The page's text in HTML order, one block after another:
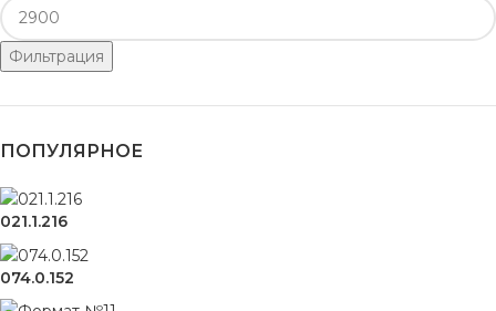
Фильтрация
ПОПУЛЯРНОЕ
021.1.216
074.0.152